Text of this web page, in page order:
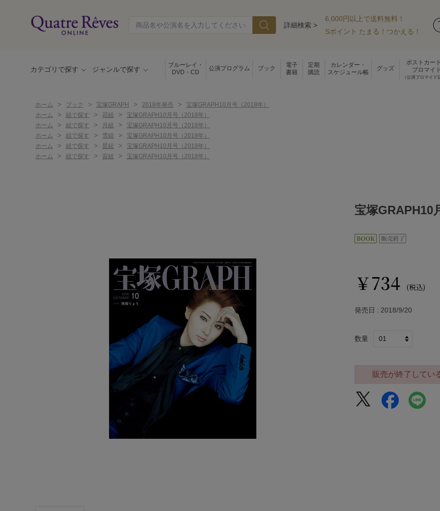
詳細検索 >
6,000円以上で送料無料！
Sポイント たまる！つかえる！
カテゴリで探す ジャンルで探す
ブルーレイ・
DVD・CD
公演プログラム ブック
電子
書籍
定期
購読
カレンダー・
スケジュール帳
グッズ
ポストカー
ブロマイ
（公演ブロマイド
ホーム > ブック > 宝塚GRAPH > 2018年発売 >
宝塚GRAPH10月号（2018年）
ホーム
> 組で探す > 花組 >
宝塚GRAPH10月号（2018年）
ホーム
> 組で探す > 月組 >
宝塚GRAPH10月号（2018年）
ホーム
> 組で探す > 雪組 >
宝塚GRAPH10月号（2018年）
ホーム
> 組で探す > 星組 >
宝塚GRAPH10月号（2018年）
ホーム
> 組で探す > 宙組 > 宝塚GRAPH10月号（2018年）
宝塚GRAPH10
￥734 (税込)
発売日 2018/9/20
数量
販売が終了してい